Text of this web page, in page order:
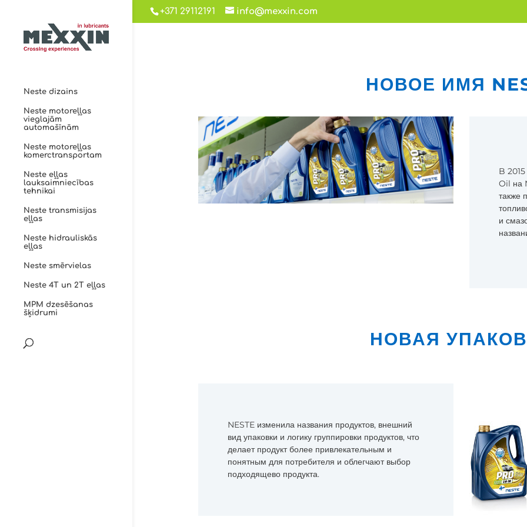
+371 29112191 info@mexxin.com
Neste dizains
Neste motoreļļas
vieglajām
automašīnām
Neste motoreļļas
komerctransportam
Neste eļļas
lauksaimniecības
tehnikai
Neste transmisijas
eļļas
Neste hidrauliskās
eļļas
Neste smērvielas
Neste 4T un 2T eļļas
MPM dzesēšanas
šķidrumi
НОВОЕ ИМЯ
B
Oil на
также
и
НОВАЯ
NESTE изменила названия продуктов, внешний
вид упаковки и логику группировки продуктов, что
делает продукт более привлекательным и
понятным для потребителя и облегчают выбор
подходящево продукта.